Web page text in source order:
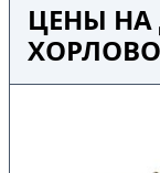
ЦЕНЫ НА
ХОРЛОВО